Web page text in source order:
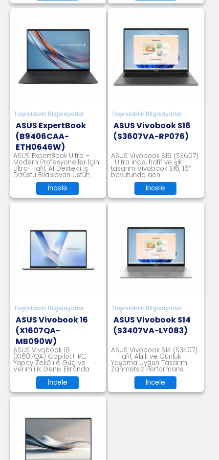
Taşınılabilir Bilgisayarlar
ASUS ExpertBook
(B9406CAA-
ETH0646W)
ASUS ExpertBook Ultra –
Modern Profesyoneller İçin
Ultra-Hafif, AI Destekli İş
Dizüstü Bilgisayarı Üstün
İncele
Taşınılabilir Bilgisayarlar
ASUS Vivobook S16
(S3607VA-RP076)
ASUS Vivobook S16 (S3607)
Ultra ince, hafif ve şık
tasarım Vivobook S16, 16″
boyutunda gen
İncele
Taşınılabilir Bilgisayarlar
ASUS Vivobook 16
(X1607QA-
MB090W)
ASUS Vivobook 16
(X1607QA) Copilot+ PC –
Yapay Zekâ ile Güç ve
Verimlilik Geniş Ekranda
Üretkenlik ve Eğlence
İncele
Taşınılabilir Bilgisayarlar
ASUS Vivobook S14
(S3407VA-LY083)
ASUS Vivobook S14 (S3407)
– Hafif, Akıllı ve Günlük
Yaşama Uygun Tasarım
Zahmetsiz Performans,
Maksim
İncele